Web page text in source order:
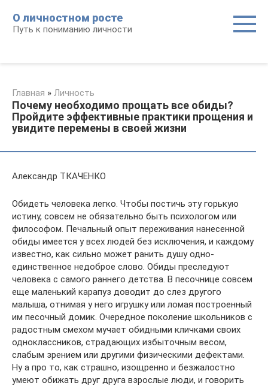
контенту
О личностном росте
Путь к пониманию личности
Главная » Личность
Почему необходимо прощать все обиды?
Пройдите эффективные практики прощения и
увидите перемены в своей жизни
Александр ТКАЧЕНКО
Обидеть человека легко. Чтобы постичь эту горькую
истину, совсем не обязательно быть психологом или
философом. Печальный опыт переживания нанесенной
обиды имеется у всех людей без исключения, и каждому
известно, как сильно может ранить душу одно-
единственное недоброе слово. Обиды преследуют
человека с самого раннего детства. В песочнице совсем
еще маленький карапуз доводит до слез другого
малыша, отнимая у него игрушку или ломая построенный
им песочный домик. Очередное поколение школьников с
радостным смехом мучает обидными кличками своих
одноклассников, страдающих избыточным весом,
слабым зрением или другими физическими дефектами.
Ну а про то, как страшно, изощренно и безжалостно
умеют обижать друг друга взрослые люди, и говорить